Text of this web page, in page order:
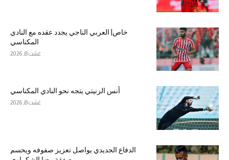
خاص| العربي الناجي يجدد عقده مع النادي
المكناسي
غشت 8, 2026
أنس الزنيتي يتجه نحو النادي المكناسي
غشت 8, 2026
الدفاع الجديدي يواصل تعزيز صفوفه ويحسم